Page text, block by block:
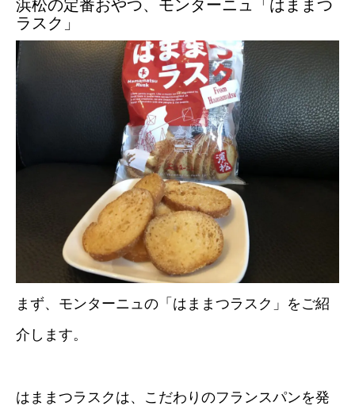
浜松の定番おやつ、モンターニュ「はままつ
ラスク」
まず、モンターニュの「はままつラスク」をご紹
介します。
はままつラスクは、こだわりのフランスパンを発